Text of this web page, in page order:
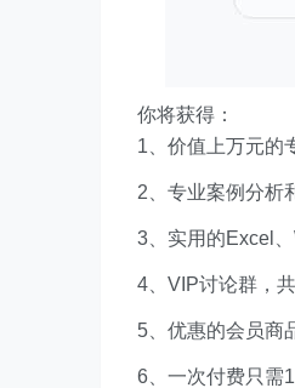
你将获得：
1、价值上万元的
2、专业案例分析
3、实用的Excel
4、VIP讨论群，共
5、优惠的会员商
6、一次付费只需